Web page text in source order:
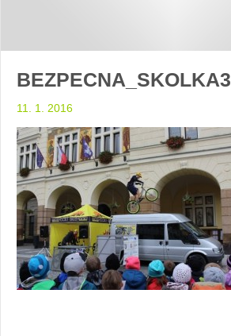
BEZPECNA_SKOLKA3
11. 1. 2016